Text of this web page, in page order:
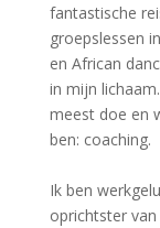
fantastische
groepslessen
en African
in mijn
meest doe en
ben: coaching.
Ik ben
oprichtster